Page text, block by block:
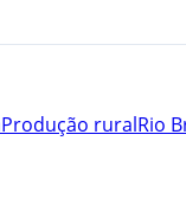
Produção ruralRio